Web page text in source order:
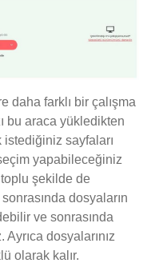
daha farklı bir çalışma
bu araca yükledikten
istediğiniz sayfaları
yapabileceğiniz
toplu şekilde de
dosyaların
ve sonrasında
dosyalarınız
olarak kalır.